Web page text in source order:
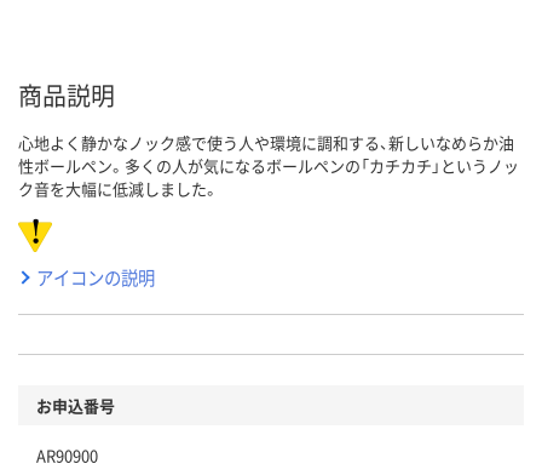
商品説明
心地よく静かなノック感で使う人や環境に調和する、新しいなめらか油
性ボールペン。多くの人が気になるボールペンの「カチカチ」というノッ
ク音を大幅に低減しました。
アイコンの説明
お申込番号
AR90900